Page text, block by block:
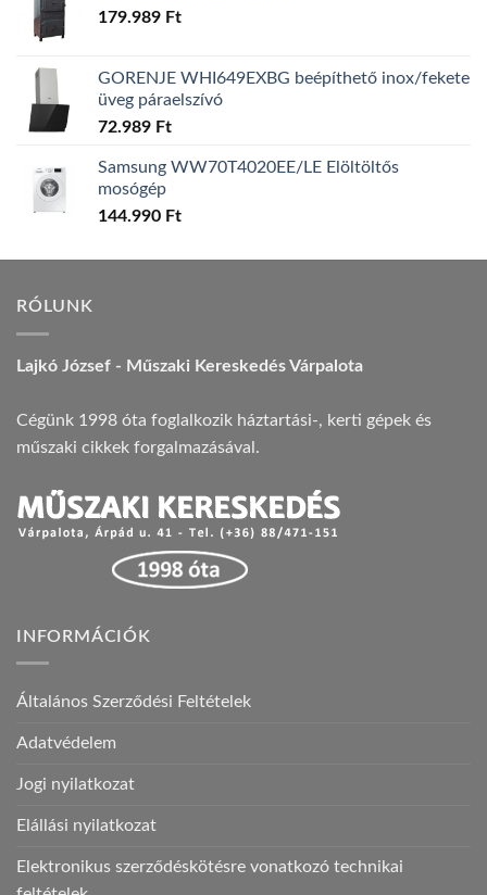
179.989 Ft
GORENJE WHI649EXBG beépíthető inox/fekete
üveg páraelszívó
72.989 Ft
Samsung WW70T4020EE/LE Elöltöltős
mosógép
144.990 Ft
RÓLUNK
Lajkó József - Műszaki Kereskedés Várpalota
Cégünk 1998 óta foglalkozik háztartási-, kerti gépek és
műszaki cikkek forgalmazásával.
INFORMÁCIÓK
Általános Szerződési Feltételek
Adatvédelem
Jogi nyilatkozat
Elállási nyilatkozat
Elektronikus szerződéskötésre vonatkozó technikai